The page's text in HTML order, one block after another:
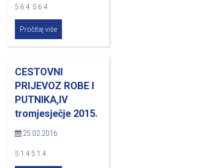
5.6.4 5.6.4
Pročitaj više
CESTOVNI
PRIJEVOZ ROBE I
PUTNIKA,IV
tromjesječje 2015.
25.02.2016
5.1.4 5.1.4